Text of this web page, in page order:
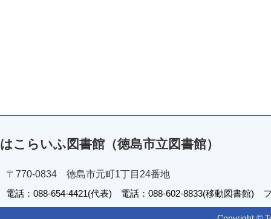
はこらいふ図書館（徳島市立図書館）
〒770-0834 徳島市元町1丁目24番地
電話：088-654-4421(代表) 電話：088-602-8833(移動図書館)